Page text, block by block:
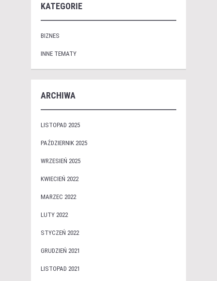
KATEGORIE
BIZNES
INNE TEMATY
ARCHIWA
LISTOPAD 2025
PAŹDZIERNIK 2025
WRZESIEŃ 2025
KWIECIEŃ 2022
MARZEC 2022
LUTY 2022
STYCZEŃ 2022
GRUDZIEŃ 2021
LISTOPAD 2021